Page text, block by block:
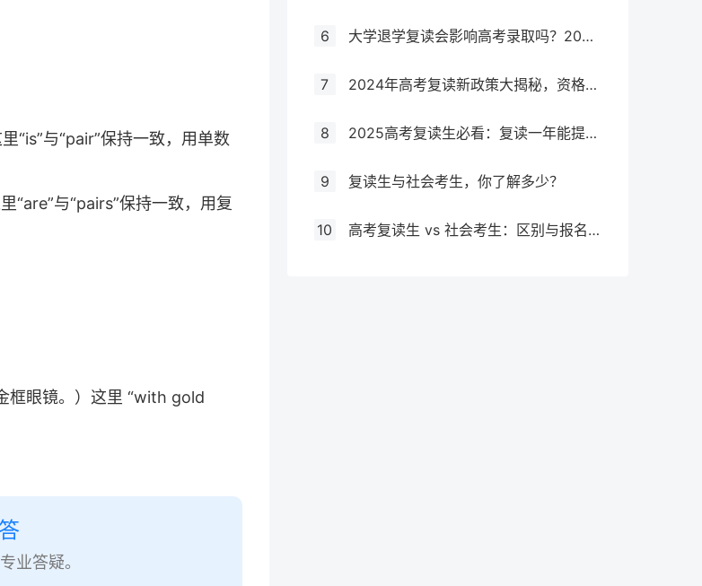
与“pair”保持一致，用单数
与“pairs”保持一致，用复
眼镜。）这里 “with gold
业答疑。
6 大学退学复读会影响高考录取吗？2025年最新政策解读与成功策略
7 2024年高考复读新政策大揭秘，资格、次数、课程全解析
8 2025高考复读生必看：复读一年能提多少分？关键因素大揭秘！
9 复读生与社会考生，你了解多少？
10 高考复读生 vs 社会考生：区别与报名要求全解析